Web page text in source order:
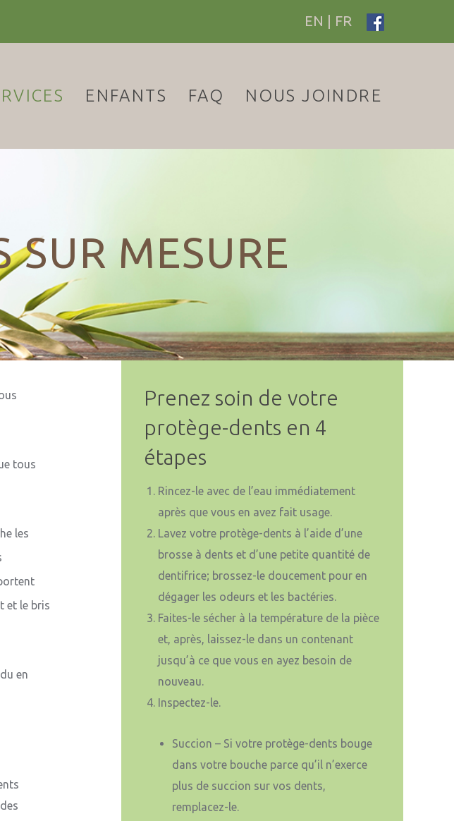
EN FR
ENFANTS FAQ NOUS JOINDRE
SUR MESURE
tous
les
et le bris
en
Prenez soin de votre
protège-dents en 4
étapes
Rincez-le avec de l’eau immédiatement
après que vous en avez fait usage.
Lavez votre protège-dents à l’aide d’une
brosse à dents et d’une petite quantité de
dentifrice; brossez-le doucement pour en
dégager les odeurs et les bactéries.
Faites-le sécher à la température de la pièce
et, après, laissez-le dans un contenant
jusqu’à ce que vous en ayez besoin de
nouveau.
Inspectez-le.
Succion – Si votre protège-dents bouge
dans votre bouche parce qu’il n’exerce
plus de succion sur vos dents,
remplacez-le.